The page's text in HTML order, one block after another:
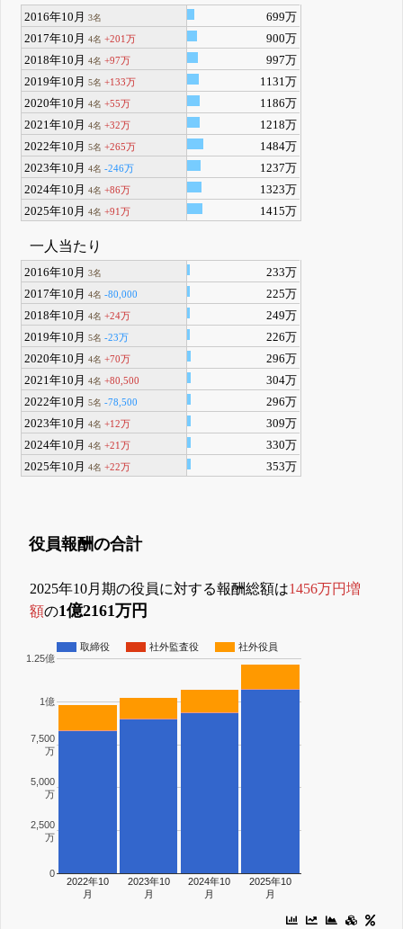
2016年10月3名
699万
2017年10月4名 +201万
900万
2018年10月4名 +97万
997万
2019年10月5名 +133万
1131万
2020年10月4名 +55万
1186万
2021年10月4名 +32万
1218万
2022年10月5名 +265万
1484万
2023年10月4名 -246万
1237万
2024年10月4名 +86万
1323万
2025年10月4名 +91万 1415万
一人当たり
2016年10月3名
233万
2017年10月4名 -80,000
225万
2018年10月4名 +24万
249万
2019年10月5名 -23万
226万
2020年10月4名 +70万
296万
2021年10月4名 +80,500
304万
2022年10月5名 -78,500
296万
2023年10月4名 +12万
309万
2024年10月4名 +21万
330万
2025年10月4名 +22万 353万
役員報酬の合計
2025年10月期の役員に対する報酬総額は1456万円増
額の1億2161万円
取締役 社外監査役 社外役員
2022年10
月
2023年10
月
2024年10
月
2025年10
月
0
2,500
万
5,000
万
7,500
万
1億
1.25億